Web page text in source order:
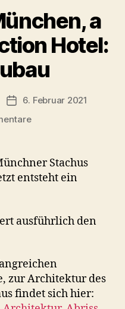
a
Hotel:
Veröffentlichungsdatum
6. Februar 2021
zu
a
Luxury
Collection
Neubau
Stachus
entsteht ein
ausführlich den
zur Architektur des
findet sich hier: